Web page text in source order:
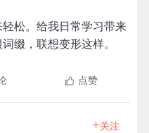
松。给我日常学习带来
缀，联想变形这样。
点赞
+关注